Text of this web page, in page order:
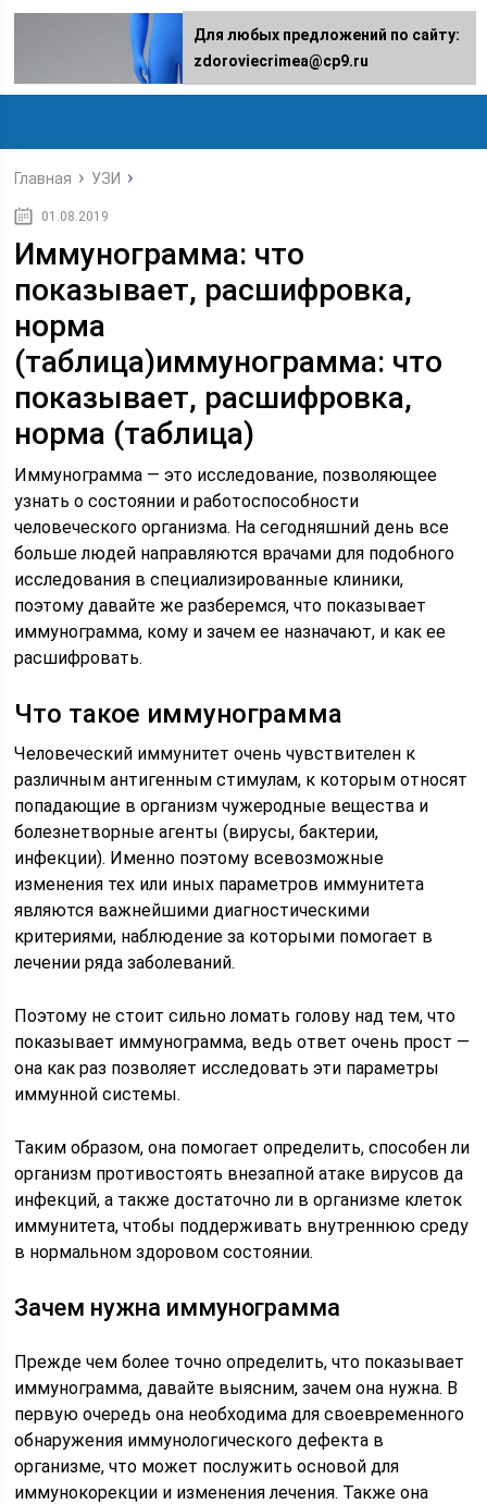
Главная УЗИ
01.08.2019
Иммунограмма: что
показывает, расшифровка,
норма
(таблица)иммунограмма: что
показывает, расшифровка,
норма (таблица)
Иммунограмма — это исследование, позволяющее
узнать о состоянии и работоспособности
человеческого организма. На сегодняшний день все
больше людей направляются врачами для подобного
исследования в специализированные клиники,
поэтому давайте же разберемся, что показывает
иммунограмма, кому и зачем ее назначают, и как ее
расшифровать.
Что такое иммунограмма
Человеческий иммунитет очень чувствителен к
различным антигенным стимулам, к которым относят
попадающие в организм чужеродные вещества и
болезнетворные агенты (вирусы, бактерии,
инфекции). Именно поэтому всевозможные
изменения тех или иных параметров иммунитета
являются важнейшими диагностическими
критериями, наблюдение за которыми помогает в
лечении ряда заболеваний.
Поэтому не стоит сильно ломать голову над тем, что
показывает иммунограмма, ведь ответ очень прост —
она как раз позволяет исследовать эти параметры
иммунной системы.
Таким образом, она помогает определить, способен ли
организм противостоять внезапной атаке вирусов да
инфекций, а также достаточно ли в организме клеток
иммунитета, чтобы поддерживать внутреннюю среду
в нормальном здоровом состоянии.
Зачем нужна иммунограмма
Прежде чем более точно определить, что показывает
иммунограмма, давайте выясним, зачем она нужна. В
первую очередь она необходима для своевременного
обнаружения иммунологического дефекта в
организме, что может послужить основой для
иммунокорекции и изменения лечения. Также она
Для любых предложений по сайту:
zdoroviecrimea@cp9.ru